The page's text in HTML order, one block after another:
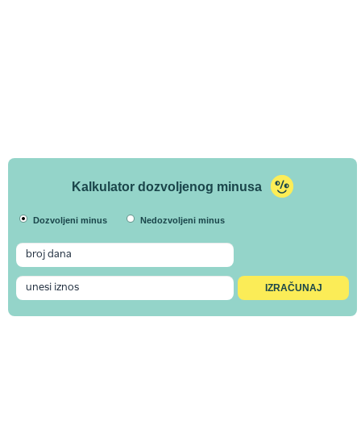
Kalkulator dozvoljenog minusa
Dozvoljeni minus Nedozvoljeni minus